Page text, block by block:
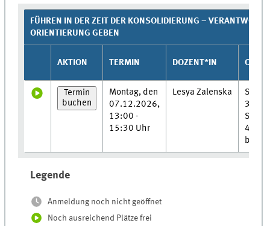
FÜHREN IN DER ZEIT DER KONSOLIDIERUNG –
ORIENTIERUNG GEBEN
AKTION TERMIN DOZENT*IN ORT/
Termin
buchen
Montag, den
07.12.2026,
13:00 -
15:30 Uhr
Lesya Zalenska
3040,
44-
Legende
Anmeldung noch nicht geöffnet
Noch ausreichend Plätze frei